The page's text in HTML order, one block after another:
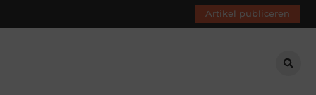
Artikel publiceren